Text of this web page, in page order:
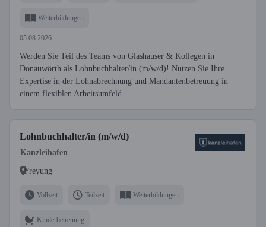
Weiterbildungen
05.08.2026
Werden Sie Teil des Teams von Glashauser & Kollegen in
Donauwörth als Lohnbuchhalter/in (m/w/d)! Nutzen Sie Ihre
Expertise in der Lohnabrechnung und Mandantenbetreuung in
einem flexiblen Arbeitsumfeld.
Lohnbuchhalter/in (m/w/d)
Kanzleihafen
Freyung
Vollzeit Teilzeit Weiterbildungen
Kinderbetreuung